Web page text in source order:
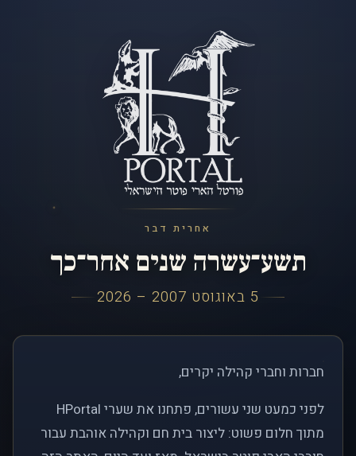
אחרית דבר
תשע־עשרה שנים אחר־כך
5 באוגוסט 2007 – 2026
חברות וחברי קהילה יקרים,
לפני כמעט שני עשורים, פתחנו את שערי HPortal
מתוך חלום פשוט: ליצור בית חם וקהילה אוהבת עבור